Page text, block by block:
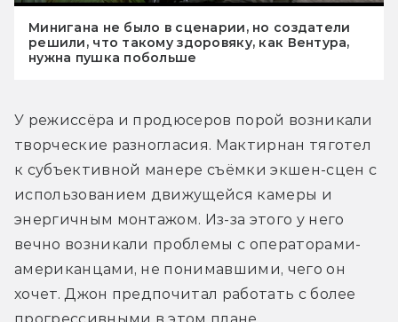
Минигана не было в сценарии, но создатели
решили, что такому здоровяку, как Вентура,
нужна пушка побольше
У режиссёра и продюсеров порой возникали
творческие разногласия. Мактирнан тяготел
к субъективной манере съёмки экшен-сцен с
использованием движущейся камеры и
энергичным монтажом. Из-за этого у него
вечно возникали проблемы с операторами-
американцами, не понимавшими, чего он
хочет. Джон предпочитал работать с более